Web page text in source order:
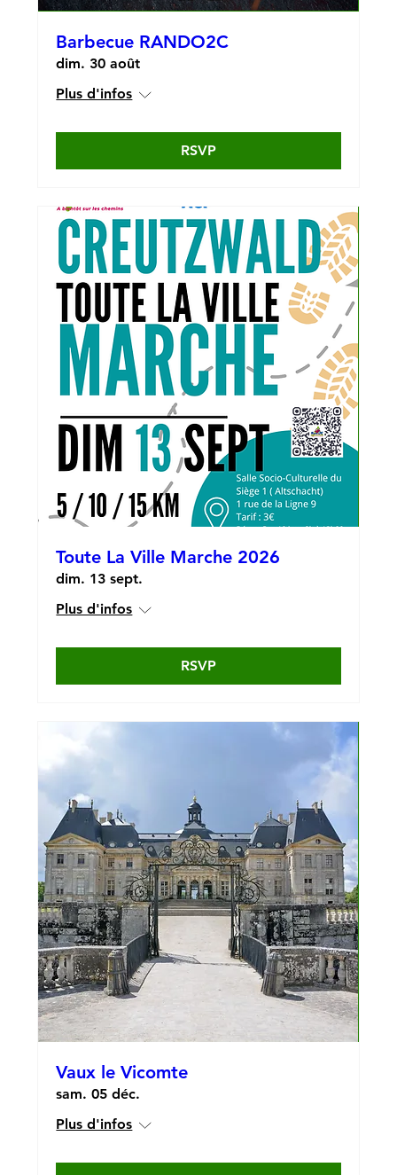
Barbecue RANDO2C
dim. 30 août
Plus d'infos
RSVP
Toute La Ville Marche 2026
dim. 13 sept.
Plus d'infos
RSVP
Vaux le Vicomte
sam. 05 déc.
Plus d'infos